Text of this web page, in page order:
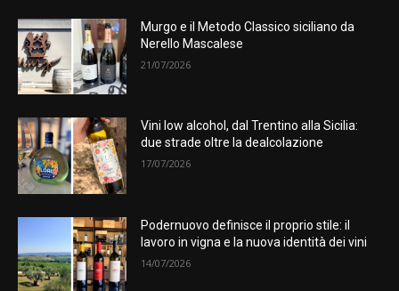
Murgo e il Metodo Classico siciliano da
Nerello Mascalese
21/07/2026
Vini low alcohol, dal Trentino alla Sicilia:
due strade oltre la dealcolazione
17/07/2026
Podernuovo definisce il proprio stile: il
lavoro in vigna e la nuova identità dei vini
14/07/2026